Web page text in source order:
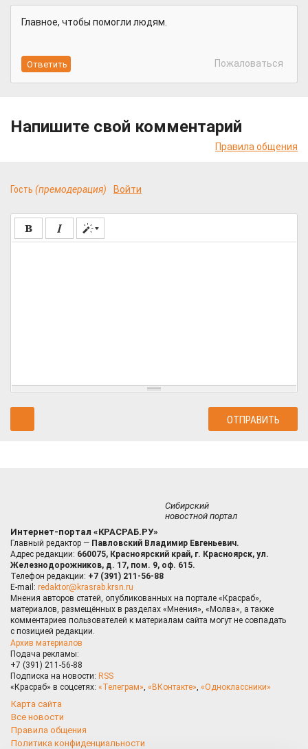
Главное, чтобы помогли людям.
Пожаловаться
Напишите свой комментарий
Правила общения
Гость (премодерация) Войти
Сибирский
новостной портал
Интернет-портал «КРАСРАБ.РУ»
Главный редактор — Павловский Владимир Евгеньевич.
Адрес редакции: 660075, Красноярский край, г. Красноярск, ул.
Железнодорожников, д. 17, пом. 9, оф. 615.
Телефон редакции: +7 (391) 211-56-88
E-mail: redaktor@krasrab.krsn.ru
Мнения авторов статей, опубликованных на портале «Красраб»,
материалов, размещённых в разделах «Мнения», «Молва», а также
комментариев пользователей к материалам сайта могут не совпадать
с позицией редакции.
Архив материалов
Подача рекламы:
+7 (391) 211-56-88
Подписка на новости: RSS
«Красраб» в соцсетях: «Телеграм», «ВКонтакте», «Одноклассники»
Карта сайта
Все новости
Правила общения
Политика конфиденциальности